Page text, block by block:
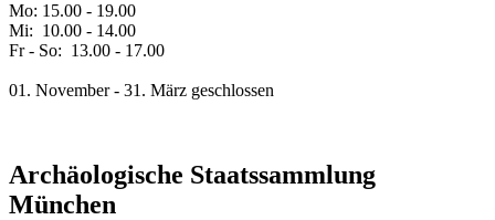
Mo: 15.00 - 19.00
Mi: 10.00 - 14.00
Fr - So: 13.00 - 17.00
01. November - 31. März geschlossen
Archäologische Staatssammlung
München